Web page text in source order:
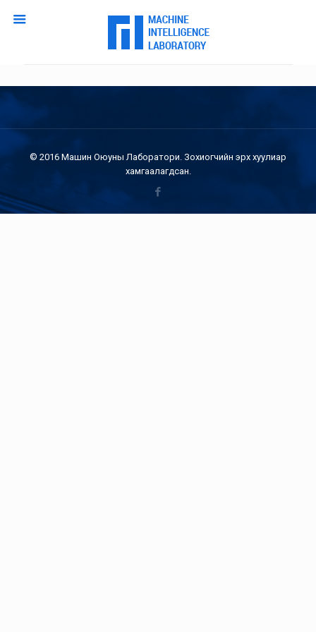
© 2016 Машин Оюуны Лаборатори. Зохиогчийн эрх хуулиар
хамгаалагдсан.